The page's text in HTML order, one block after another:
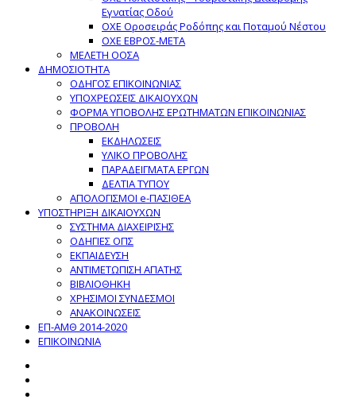
Εγνατίας Οδού
ΟΧΕ Οροσειράς Ροδόπης και Ποταμού Νέστου
ΟΧΕ ΕΒΡΟΣ-ΜΕΤΑ
ΜΕΛΕΤΗ ΟΟΣΑ
ΔΗΜΟΣΙΟΤΗΤΑ
ΟΔΗΓΟΣ ΕΠΙΚΟΙΝΩΝΙΑΣ
ΥΠΟΧΡΕΩΣΕΙΣ ΔΙΚΑΙΟΥΧΩΝ
ΦΟΡΜΑ ΥΠΟΒΟΛΗΣ ΕΡΩΤΗΜΑΤΩΝ ΕΠΙΚΟΙΝΩΝΙΑΣ
ΠΡΟΒΟΛΗ
ΕΚΔΗΛΩΣΕΙΣ
ΥΛΙΚΟ ΠΡΟΒΟΛΗΣ
ΠΑΡΑΔΕΙΓΜΑΤΑ ΕΡΓΩΝ
ΔΕΛΤΙΑ ΤΥΠΟΥ
ΑΠΟΛΟΓΙΣΜΟΙ e-ΠΑΣΙΘΕΑ
ΥΠΟΣΤΗΡΙΞΗ ΔΙΚΑΙΟΥΧΩΝ
ΣΥΣΤΗΜΑ ΔΙΑΧΕΙΡΙΣΗΣ
ΟΔΗΓΙΕΣ ΟΠΣ
ΕΚΠΑΙΔΕΥΣΗ
ΑΝΤΙΜΕΤΩΠΙΣΗ ΑΠΑΤΗΣ
ΒΙΒΛΙΟΘΗΚΗ
ΧΡΗΣΙΜΟΙ ΣΥΝΔΕΣΜΟΙ
ΑΝΑΚΟΙΝΩΣΕΙΣ
ΕΠ-ΑΜΘ 2014-2020
ΕΠΙΚΟΙΝΩΝΙΑ